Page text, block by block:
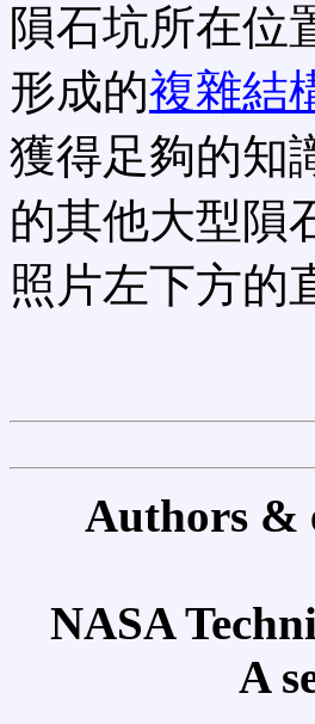
隕石坑所在位
形成的複雜結
獲得足夠的知
的其他大型隕
照片左下方的
Authors &
NASA
A